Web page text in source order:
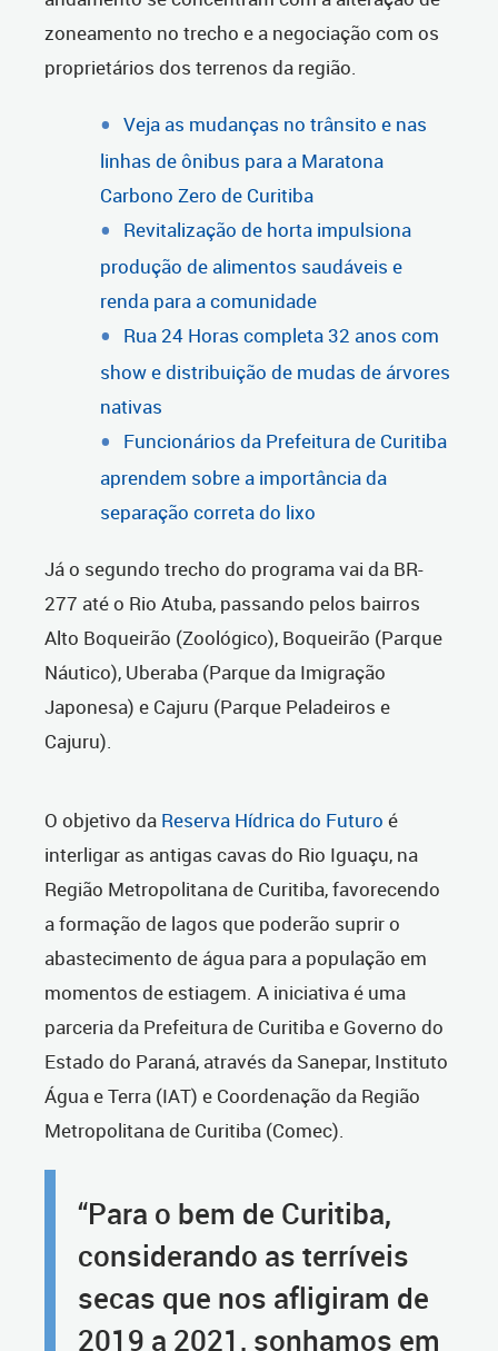
zoneamento no trecho e a negociação com os
proprietários dos terrenos da região.
Veja as mudanças no trânsito e nas
linhas de ônibus para a Maratona
Carbono Zero de Curitiba
Revitalização de horta impulsiona
produção de alimentos saudáveis e
renda para a comunidade
Rua 24 Horas completa 32 anos com
show e distribuição de mudas de árvores
nativas
Funcionários da Prefeitura de Curitiba
aprendem sobre a importância da
separação correta do lixo
Já o segundo trecho do programa vai da BR-
277 até o Rio Atuba, passando pelos bairros
Alto Boqueirão (Zoológico), Boqueirão (Parque
Náutico), Uberaba (Parque da Imigração
Japonesa) e Cajuru (Parque Peladeiros e
Cajuru).
O objetivo da Reserva Hídrica do Futuro é
interligar as antigas cavas do Rio Iguaçu, na
Região Metropolitana de Curitiba, favorecendo
a formação de lagos que poderão suprir o
abastecimento de água para a população em
momentos de estiagem. A iniciativa é uma
parceria da Prefeitura de Curitiba e Governo do
Estado do Paraná, através da Sanepar, Instituto
Água e Terra (IAT) e Coordenação da Região
Metropolitana de Curitiba (Comec).
“Para o bem de Curitiba,
considerando as terríveis
secas que nos afligiram de
2019 a 2021, sonhamos em